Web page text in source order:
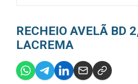
RECHEIO AVELÃ BD
LACREMA